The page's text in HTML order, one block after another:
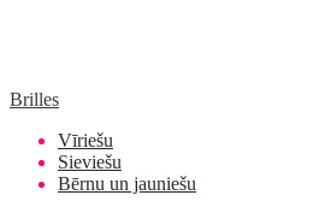
Brilles
Vīriešu
Sieviešu
Bērnu un jauniešu